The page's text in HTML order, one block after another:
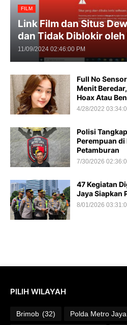
FILM
Link Film dan Situs
dan Tidak Diblokir
11/09/2024 02:46:00 PM
Full No
Menit
Hoax Atau
4/28/2022
Polisi
Perempuan
Petamburan
7/30/2026
47 Kegiatan
Jaya Siapkan
8/01/2026
PILIH WILAYAH
Brimob (32) Polda Metro Jaya